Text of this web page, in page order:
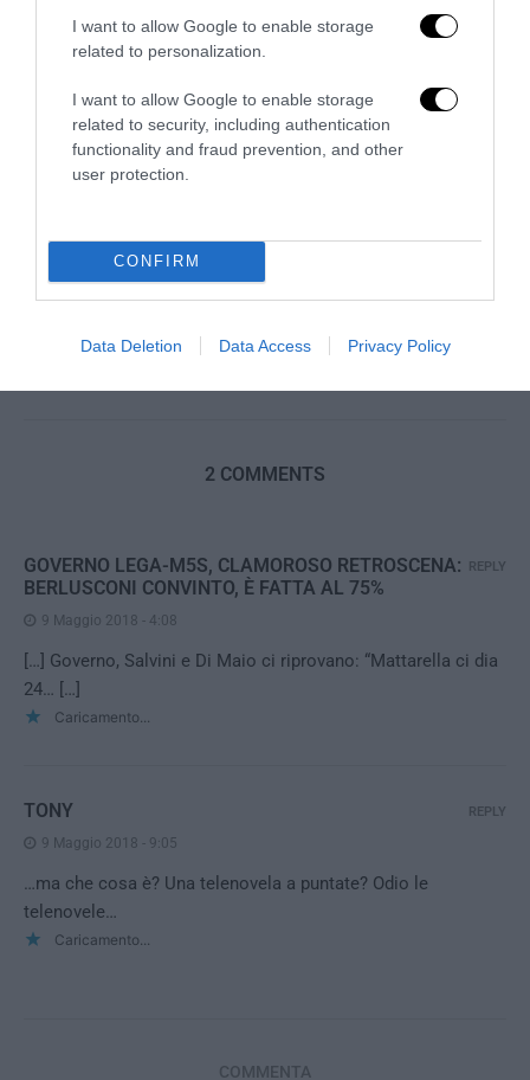
I want to allow Google to enable storage
related to personalization.
I want to allow Google to enable storage
related to security, including authentication
functionality and fraud prevention, and other
user protection.
CONFIRM
Data Deletion Data Access Privacy Policy
Sport, sacralità e bellezza: dai bronzi di Riace alla
censura televisiva
2 COMMENTS
GOVERNO LEGA-M5S, CLAMOROSO RETROSCENA:
BERLUSCONI CONVINTO, È FATTA AL 75%
9 Maggio 2018 - 4:08
[…] Governo, Salvini e Di Maio ci riprovano: “Mattarella ci dia
24… […]
Caricamento...
REPLY
TONY
9 Maggio 2018 - 9:05
…ma che cosa è? Una telenovela a puntate? Odio le
telenovele…
Caricamento...
REPLY
COMMENTA